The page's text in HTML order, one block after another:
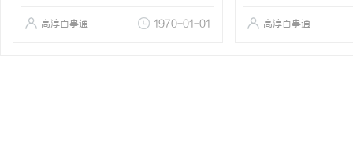
高淳百事通 1970-01-01 高淳百事通